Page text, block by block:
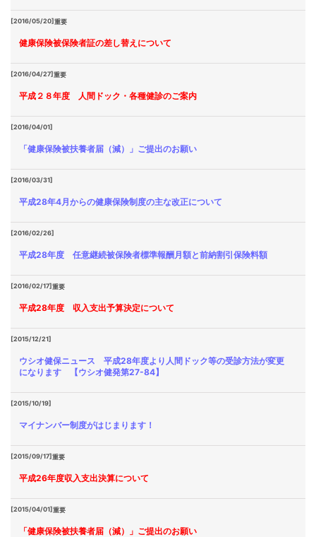
[2016/05/20]重要
健康保険被保険者証の差し替えについて
[2016/04/27]重要
平成２８年度 人間ドック・各種健診のご案内
[2016/04/01]
「健康保険被扶養者届（減）」ご提出のお願い
[2016/03/31]
平成28年4月からの健康保険制度の主な改正について
[2016/02/26]
平成28年度 任意継続被保険者標準報酬月額と前納割引保険料額
[2016/02/17]重要
平成28年度 収入支出予算決定について
[2015/12/21]
ウシオ健保ニュース 平成28年度より人間ドック等の受診方法が変更
になります 【ウシオ健発第27-84】
[2015/10/19]
マイナンバー制度がはじまります！
[2015/09/17]重要
平成26年度収入支出決算について
[2015/04/01]重要
「健康保険被扶養者届（減）」ご提出のお願い